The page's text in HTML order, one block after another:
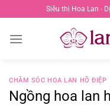
đến
nội
Siêu thị Hoa Lan -
CHĂM SÓC HOA LAN HỒ ĐIỆP
Ngồng hoa lan